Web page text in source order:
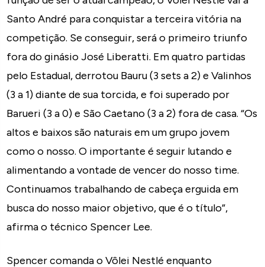
Santo André para conquistar a terceira vitória na
competição. Se conseguir, será o primeiro triunfo
fora do ginásio José Liberatti. Em quatro partidas
pelo Estadual, derrotou Bauru (3 sets a 2) e Valinhos
(3 a 1) diante de sua torcida, e foi superado por
Barueri (3 a 0) e São Caetano (3 a 2) fora de casa. “Os
altos e baixos são naturais em um grupo jovem
como o nosso. O importante é seguir lutando e
alimentando a vontade de vencer do nosso time.
Continuamos trabalhando de cabeça erguida em
busca do nosso maior objetivo, que é o título”,
afirma o técnico Spencer Lee.
Spencer comanda o Vôlei Nestlé enquanto